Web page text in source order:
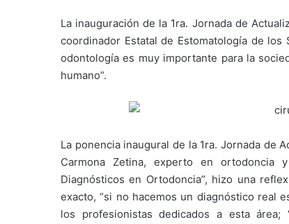
La inauguración de la 1ra. Jornada de
coordinador Estatal de Estomatología de
odontología es muy importante para la
humano”.
La ponencia inaugural de la 1ra. Jornada de
Carmona Zetina, experto en ortodoncia
Diagnósticos en Ortodoncia”, hizo una
exacto, “si no hacemos un diagnóstico real
los profesionistas dedicados a esta